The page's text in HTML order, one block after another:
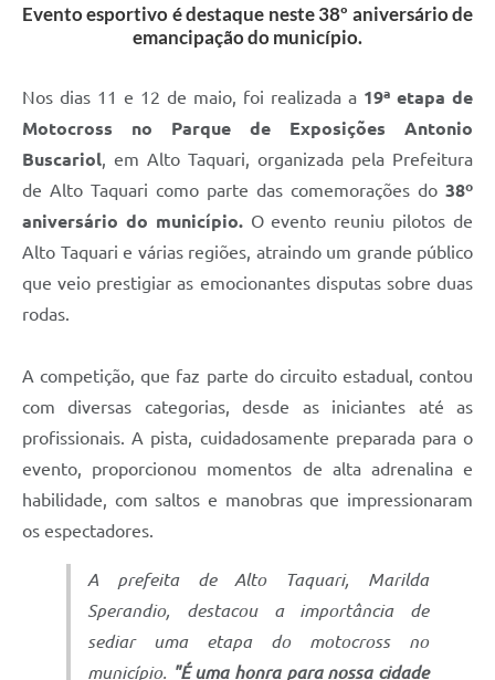
Evento esportivo é destaque neste 38º aniversário de
emancipação do município.
Nos dias 11 e 12 de maio, foi realizada a 19ª etapa de
Motocross no Parque de Exposições Antonio
Buscariol , em Alto Taquari, organizada pela Prefeitura
de Alto Taquari como parte das comemorações do 38º
aniversário do município. O evento reuniu pilotos de
Alto Taquari e várias regiões, atraindo um grande público
que veio prestigiar as emocionantes disputas sobre duas
rodas.
A competição, que faz parte do circuito estadual, contou
com diversas categorias, desde as iniciantes até as
profissionais. A pista, cuidadosamente preparada para o
evento, proporcionou momentos de alta adrenalina e
habilidade, com saltos e manobras que impressionaram
os espectadores.
A prefeita de Alto Taquari, Marilda
Sperandio, destacou a importância de
sediar uma etapa do motocross no
município.
"É uma honra para nossa cidade